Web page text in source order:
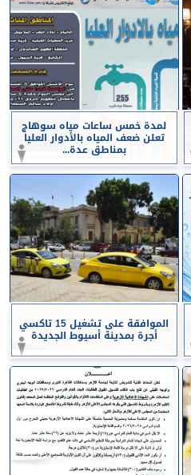
لمدة خمس ساعات مياه سوهاج
تعلن ضعف المياه بالأدوار العليا
بمناطق عدة...
الموافقة على تشغيل 15 تاكسي
أجرة بمدينة أسيوط الجديدة